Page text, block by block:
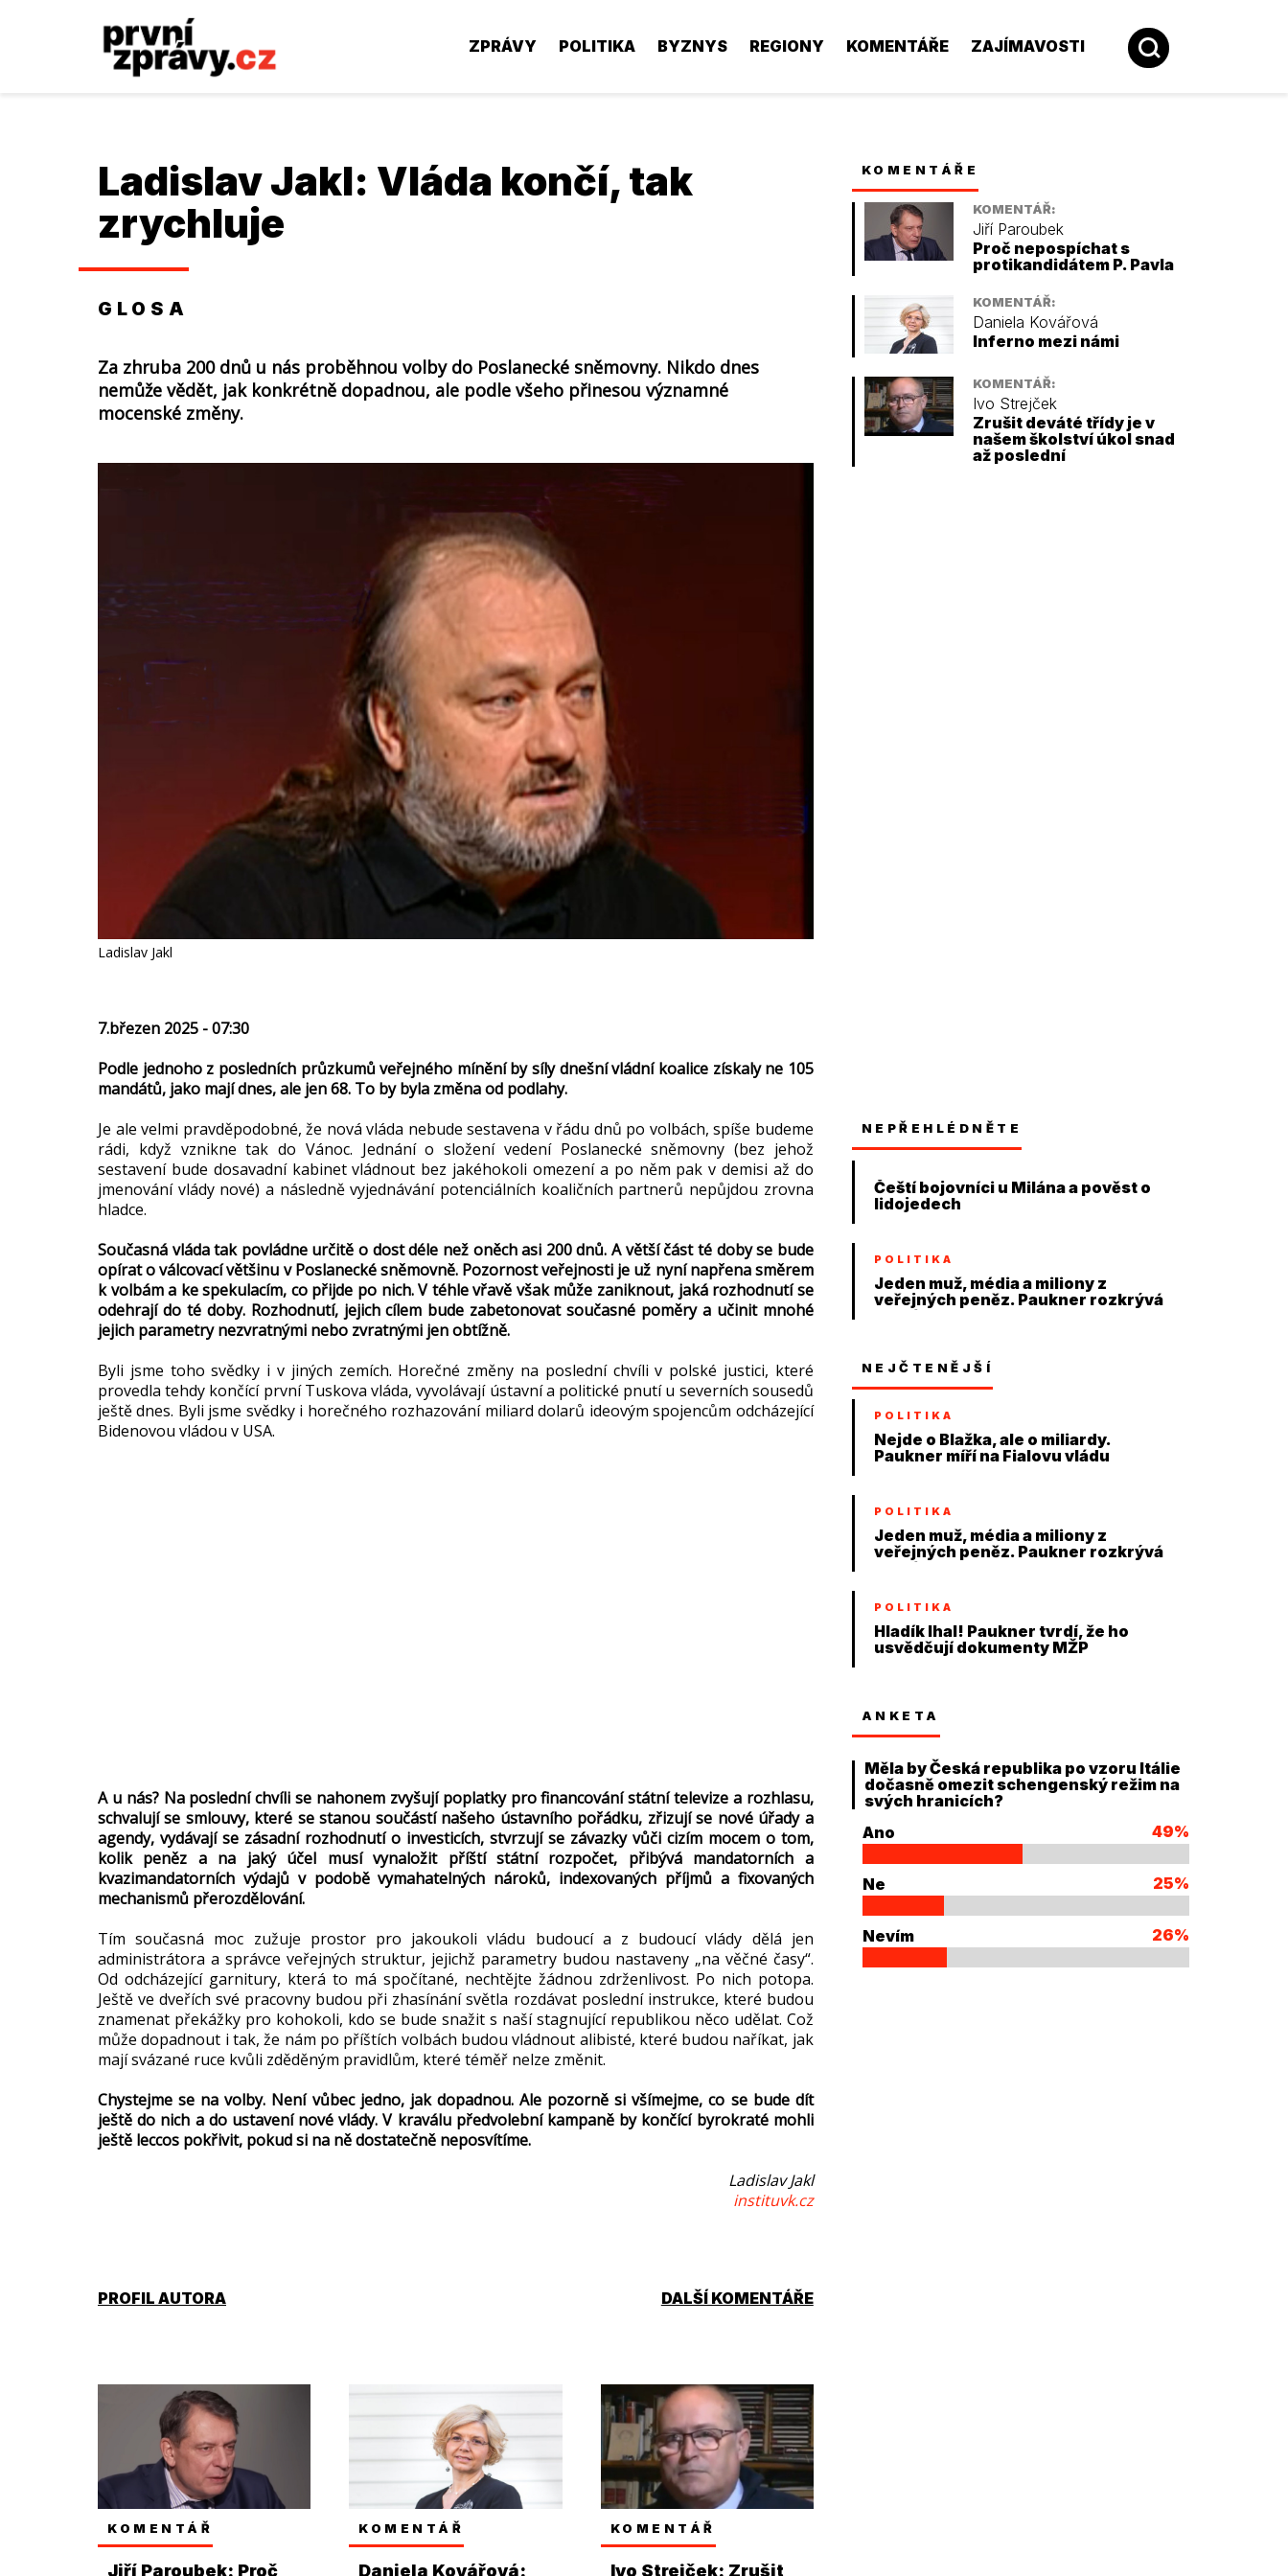
ZPRÁVY POLITIKA BYZNYS REGIONY KOMENTÁŘE ZAJÍMAVOSTI
Ladislav Jakl: Vláda končí, tak
zrychluje
GLOSA
Za zhruba 200 dnů u nás proběhnou volby do Poslanecké sněmovny. Nikdo dnes
nemůže vědět, jak konkrétně dopadnou, ale podle všeho přinesou významné
mocenské změny.
Ladislav Jakl
7.březen 2025 - 07:30
Podle jednoho z posledních průzkumů veřejného mínění by síly dnešní vládní koalice získaly ne 105
mandátů, jako mají dnes, ale jen 68. To by byla změna od podlahy.
Je ale velmi pravděpodobné, že nová vláda nebude sestavena v řádu dnů po volbách, spíše budeme
rádi, když vznikne tak do Vánoc. Jednání o složení vedení Poslanecké sněmovny (bez jehož
sestavení bude dosavadní kabinet vládnout bez jakéhokoli omezení a po něm pak v demisi až do
jmenování vlády nové) a následně vyjednávání potenciálních koaličních partnerů nepůjdou zrovna
hladce.
Současná vláda tak povládne určitě o dost déle než oněch asi 200 dnů. A větší část té doby se bude
opírat o válcovací většinu v Poslanecké sněmovně. Pozornost veřejnosti je už nyní napřena směrem
k volbám a ke spekulacím, co přijde po nich. V téhle vřavě však může zaniknout, jaká rozhodnutí se
odehrají do té doby. Rozhodnutí, jejich cílem bude zabetonovat současné poměry a učinit mnohé
jejich parametry nezvratnými nebo zvratnými jen obtížně.
Byli jsme toho svědky i v jiných zemích. Horečné změny na poslední chvíli v polské justici, které
provedla tehdy končící první Tuskova vláda, vyvolávají ústavní a politické pnutí u severních sousedů
ještě dnes. Byli jsme svědky i horečného rozhazování miliard dolarů ideovým spojencům odcházející
Bidenovou vládou v USA.
A u nás? Na poslední chvíli se nahonem zvyšují poplatky pro financování státní televize a rozhlasu,
schvalují se smlouvy, které se stanou součástí našeho ústavního pořádku, zřizují se nové úřady a
agendy, vydávají se zásadní rozhodnutí o investicích, stvrzují se závazky vůči cizím mocem o tom,
kolik peněz a na jaký účel musí vynaložit příští státní rozpočet, přibývá mandatorních a
kvazimandatorních výdajů v podobě vymahatelných nároků, indexovaných příjmů a fixovaných
mechanismů přerozdělování.
Tím současná moc zužuje prostor pro jakoukoli vládu budoucí a z budoucí vlády dělá jen
administrátora a správce veřejných struktur, jejichž parametry budou nastaveny „na věčné časy“.
Od odcházející garnitury, která to má spočítané, nechtějte žádnou zdrženlivost. Po nich potopa.
Ještě ve dveřích své pracovny budou při zhasínání světla rozdávat poslední instrukce, které budou
znamenat překážky pro kohokoli, kdo se bude snažit s naší stagnující republikou něco udělat. Což
může dopadnout i tak, že nám po příštích volbách budou vládnout alibisté, které budou naříkat, jak
mají svázané ruce kvůli zděděným pravidlům, které téměř nelze změnit.
Chystejme se na volby. Není vůbec jedno, jak dopadnou. Ale pozorně si všímejme, co se bude dít
ještě do nich a do ustavení nové vlády. V kraválu předvolební kampaně by končící byrokraté mohli
ještě leccos pokřivit, pokud si na ně dostatečně neposvítíme.
Ladislav Jakl
instituvk.cz
PROFIL AUTORA DALŠÍ KOMENTÁŘE
KOMENTÁŘ
Jiří Paroubek: Proč
KOMENTÁŘ
Daniela Kovářová:
KOMENTÁŘ
Ivo Strejček: Zrušit
KOMENTÁŘE
KOMENTÁŘ:
Jiří Paroubek
Proč nepospíchat s
protikandidátem P. Pavla
KOMENTÁŘ:
Daniela Kovářová
Inferno mezi námi
KOMENTÁŘ:
Ivo Strejček
Zrušit deváté třídy je v
našem školství úkol snad
až poslední
NEPŘEHLÉDNĚTE
Čeští bojovníci u Milána a pověst o
lidojedech
POLITIKA
Jeden muž, média a miliony z
veřejných peněz. Paukner rozkrývá
systém
NEJČTENĚJŠÍ
POLITIKA
Nejde o Blažka, ale o miliardy.
Paukner míří na Fialovu vládu
POLITIKA
Jeden muž, média a miliony z
veřejných peněz. Paukner rozkrývá
systém
POLITIKA
Hladík lhal! Paukner tvrdí, že ho
usvědčují dokumenty MŽP
ANKETA
Měla by Česká republika po vzoru Itálie
dočasně omezit schengenský režim na
svých hranicích?
Ano
49%
Ne 25%
Nevím 26%